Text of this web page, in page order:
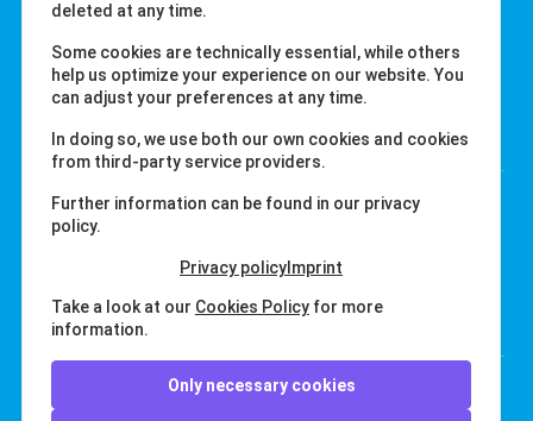
deleted at any time.
Some cookies are technically essential, while others
help us optimize your experience on our website. You
can adjust your preferences at any time.
In doing so, we use both our own cookies and cookies
from third-party service providers.
Further information can be found in our privacy
policy.
Privacy policy Imprint
Take a look at our Cookies Policyfor more
information.
Only necessary cookies
Tel. +49 (0) 721-782029-0
Fax +49 (0) 721-782029-11
Tautan
labcom.cloud
primelab.org
API
PoolLab BLE API